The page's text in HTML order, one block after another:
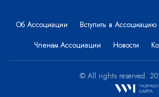
Об Ассоциации Вступить в Ассоциацию
Членам Ассоциации
Новости
© All rights reserved.